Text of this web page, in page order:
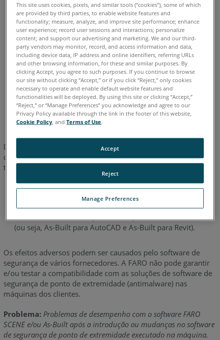
de
segurança
Alemão Chinês Coreano Espanhol Francês
Italiano Japonês Português
Durante testes e demonstrações de produtos, descobriu-se
que o software de segurança de ponto de extremidade pode
ter um impacto negativo perceptível no desempenho dos
dos aplicativos autônomos do FARO (por exemplo, Scene,
(ou seja, As-Built para AutoCAD e As-Built para Revit).
Os efeitos adversos podem ser causados pelo software de
segurança de vários fornecedores. A FARO não pode garantir
e/ou testar a compatibilidade com as soluções de software de
segurança de ponto de extremidade (antimalware) nas
máquinas dos clientes.
Problema: Problemas de desempenho com o software FARO
SCENE e/ou As-Built após a introdução ou mudanças no software
de segurança de ponto de extremidade executado na máquina.
This site uses cookies, pixels, and similar tools (“cookies”), some of which
are provided by third parties, to enable website features and
functionality; measure, analyze, and improve site performance; enhance
user experience; record user sessions and interactions; personalize
content; and support our advertising and marketing. We and our third-
party vendors may monitor, record, and access information and data,
including device data, IP address and online identifiers, referring URLs
and other browsing information, for these and similar purposes. By
clicking Accept, you agree to such purposes. If you continue to browse
our site without clicking “Accept,” or if you click “Reject,” only cookies
necessary to operate and enable default website features and
functionalities will be deployed. By using this site or clicking “Accept,”
“Reject,” or “Manage Preferences” you acknowledge and agree to our
Privacy Policy available through the link in the footer of this website,
Cookie Policy , andTerms of Use.
Manage Preferences
Reject
Accept